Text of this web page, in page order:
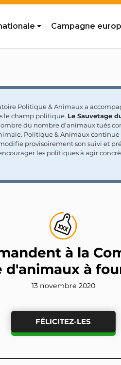
Campagne
Politique & Animaux a
le champ politique. Le Sauvetage
du nombre d'animaux tués
Politique & Animaux
provisoirement son suivi et
les politiques à agir
à la
à
13 novembre 2020
FÉLICITEZ-LES